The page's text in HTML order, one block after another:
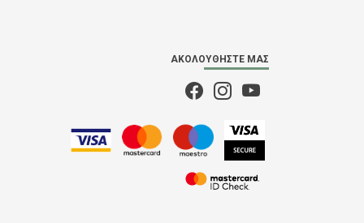
ΑΚΟΛΟΥΘΉΣΤΕ ΜΑΣ